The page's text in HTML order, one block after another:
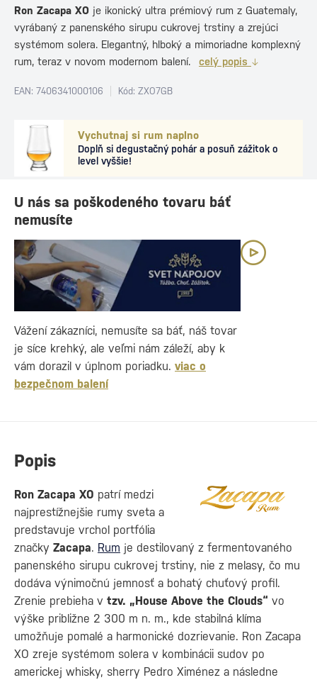
Vychutnaj si rum naplno
Doplň si degustačný pohár a posuň zážitok o
level vyššie!
Ron Zacapa XO je ikonický ultra prémiový rum z Guatemaly,
vyrábaný z panenského sirupu cukrovej trstiny a zrejúci
systémom solera. Elegantný, hlboký a mimoriadne komplexný
rum, teraz v novom modernom balení.
celý popis
EAN: 7406341000106 Kód: ZXO7GB
Popis
Ron Zacapa XO patrí medzi
najprestížnejšie rumy sveta a
predstavuje vrchol portfólia
značky Zacapa. Rum je destilovaný z fermentovaného
panenského sirupu cukrovej trstiny, nie z melasy, čo mu
dodáva výnimočnú jemnosť a bohatý chuťový profil.
Zrenie prebieha v tzv. „House Above the Clouds“ vo
výške približne 2 300 m n. m., kde stabilná klíma
umožňuje pomalé a harmonické dozrievanie. Ron Zacapa
XO zreje systémom solera v kombinácii sudov po
americkej whisky, sherry Pedro Ximénez a následne
U nás sa poškodeného tovaru báť
nemusíte
Vážení zákazníci, nemusíte sa báť, náš tovar
je síce krehký, ale veľmi nám záleží, aby k
vám dorazil v úplnom poriadku. viac o
bezpečnom balení